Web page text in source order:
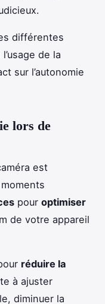
différentes
de la
sur l’autonomie
lors de
est
pour optimiser
de votre appareil
réduire la
à ajuster
diminuer la